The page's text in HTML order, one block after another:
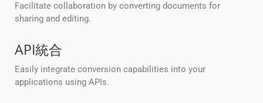
Facilitate collaboration by converting documents for
sharing and editing.
API統合
Easily integrate conversion capabilities into your
applications using APIs.